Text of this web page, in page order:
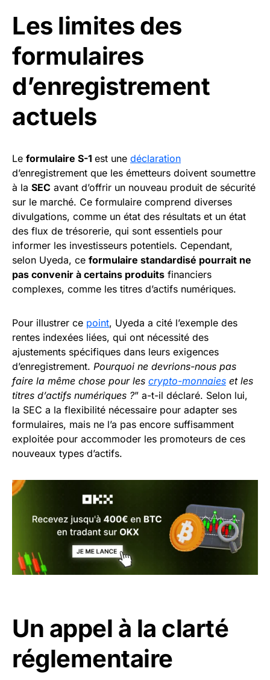
Les limites des
formulaires
d’enregistrement
actuels
Le formulaire S-1 est une déclaration
d’enregistrement que les émetteurs doivent soumettre
à la SEC avant d’offrir un nouveau produit de sécurité
sur le marché. Ce formulaire comprend diverses
divulgations, comme un état des résultats et un état
des flux de trésorerie, qui sont essentiels pour
informer les investisseurs potentiels. Cependant,
selon Uyeda, ce formulaire standardisé pourrait ne
pas convenir à certains produits financiers
complexes, comme les titres d’actifs numériques.
Pour illustrer ce point, Uyeda a cité l’exemple des
rentes indexées liées, qui ont nécessité des
ajustements spécifiques dans leurs exigences
d’enregistrement. Pourquoi ne devrions-nous pas
faire la même chose pour les crypto-monnaies et les
titres d’actifs numériques ?” a-t-il déclaré. Selon lui,
la SEC a la flexibilité nécessaire pour adapter ses
formulaires, mais ne l’a pas encore suffisamment
exploitée pour accommoder les promoteurs de ces
nouveaux types d’actifs.
Un appel à la clarté
réglementaire